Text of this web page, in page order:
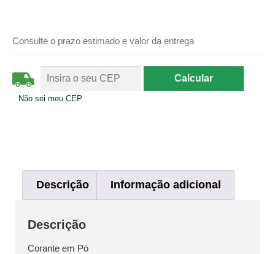
Consulte o prazo estimado e valor da entrega
Não sei meu CEP
Descrição Informação adicional
Descrição
Corante em Pó